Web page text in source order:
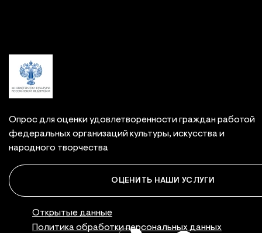
Опрос для оценки удовлетворенности граждан работой
федеральных организаций культуры, искусства и
народного творчества
ОЦЕНИТЬ НАШИ УСЛУГИ
Правовая
Открытые данные
Политика обработки персональных данных